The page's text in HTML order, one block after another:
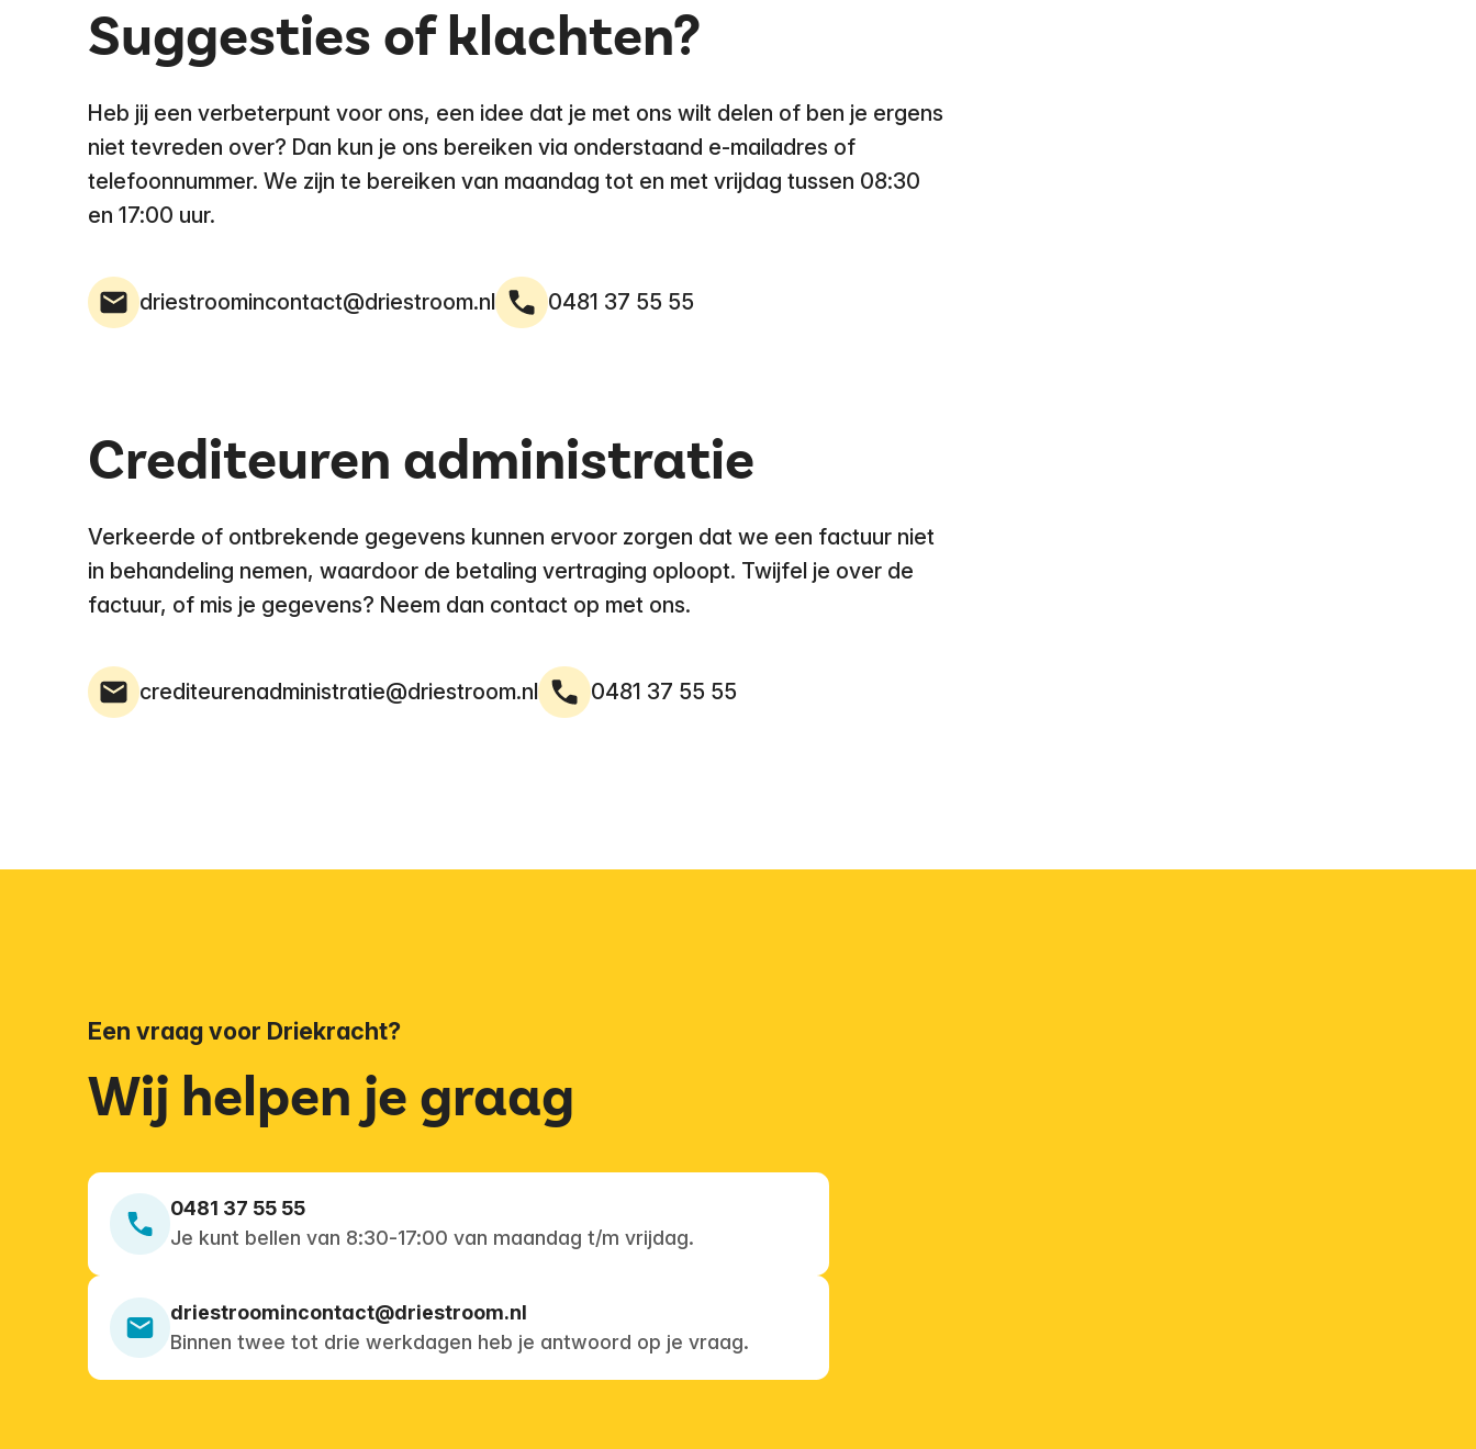
Suggesties of klachten?
Heb jij een verbeterpunt voor ons, een idee dat je met ons wilt delen of ben je ergens
niet tevreden over? Dan kun je ons bereiken via onderstaand e-mailadres of
telefoonnummer. We zijn te bereiken van maandag tot en met vrijdag tussen 08:30
en 17:00 uur.
driestroomincontact@driestroom.nl 0481 37 55 55
Crediteuren administratie
Verkeerde of ontbrekende gegevens kunnen ervoor zorgen dat we een factuur niet
in behandeling nemen, waardoor de betaling vertraging oploopt. Twijfel je over de
factuur, of mis je gegevens? Neem dan contact op met ons.
crediteurenadministratie@driestroom.nl 0481 37 55 55
Een vraag voor Driekracht?
Wij helpen je graag
0481 37 55 55
Je kunt bellen van 8:30-17:00 van maandag t/m vrijdag.
driestroomincontact@driestroom.nl
Binnen twee tot drie werkdagen heb je antwoord op je vraag.